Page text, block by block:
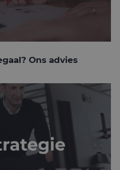
Ons advies